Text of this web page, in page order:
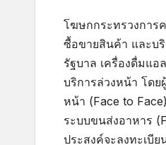
โฆษกกระทรวงการ
ซื้อขายสินค้า และบ
รัฐบาล เครื่องดื่มแ
บริการล่วงหน้า โด
หน้า (Face to
ระบบขนส่งอาหาร
ประสงค์จะลงทะเบี